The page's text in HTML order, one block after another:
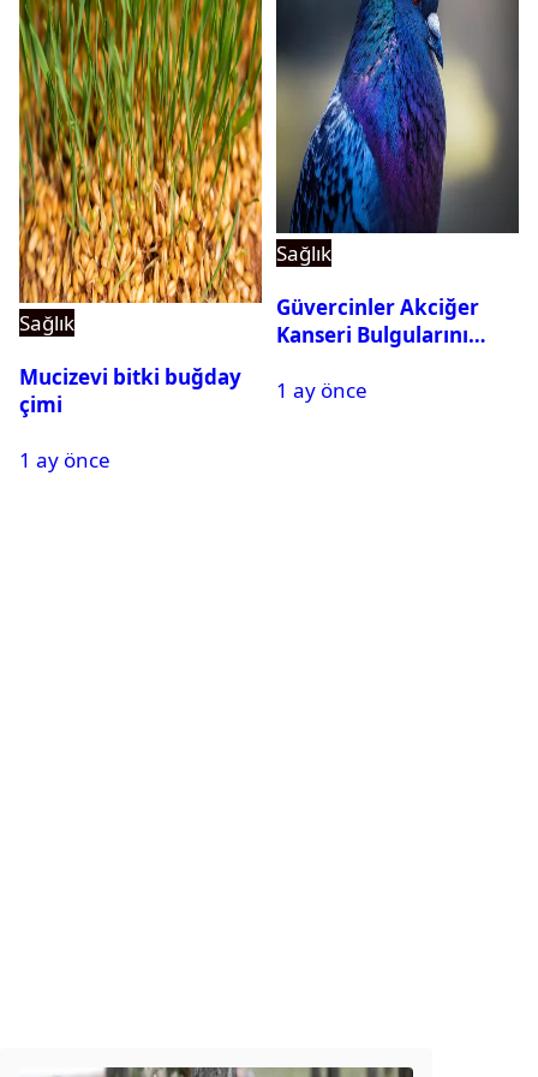
Sağlık
Mucizevi bitki buğday
çimi
1 ay önce
Sağlık
Güvercinler Akciğer
Kanseri Bulgularını
1 ay önce